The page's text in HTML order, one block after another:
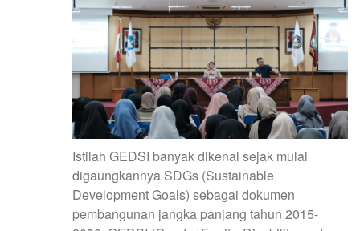
Istilah GEDSI banyak dikenal sejak mulai
digaungkannya SDGs (Sustainable
Development Goals) sebagai dokumen
pembangunan jangka panjang tahun 2015-